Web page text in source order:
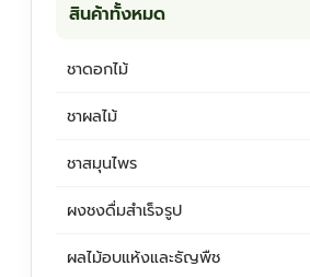
สินค้าทั้งหมด
ชาดอกไม้
ชาผลไม้
ชาสมุนไพร
ผงชงดื่มสำเร็จรูป
ผลไม้อบแห้งและธัญพืช